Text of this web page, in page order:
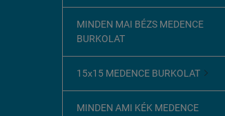
MINDEN MAI BÉZS MEDENCE
BURKOLAT
15x15 MEDENCE BURKOLAT 
MINDEN AMI KÉK MEDENCE